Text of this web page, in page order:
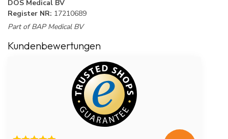
DOS Medical BV
Register NR: 17210689
Part of BAP Medical BV
Kundenbewertungen